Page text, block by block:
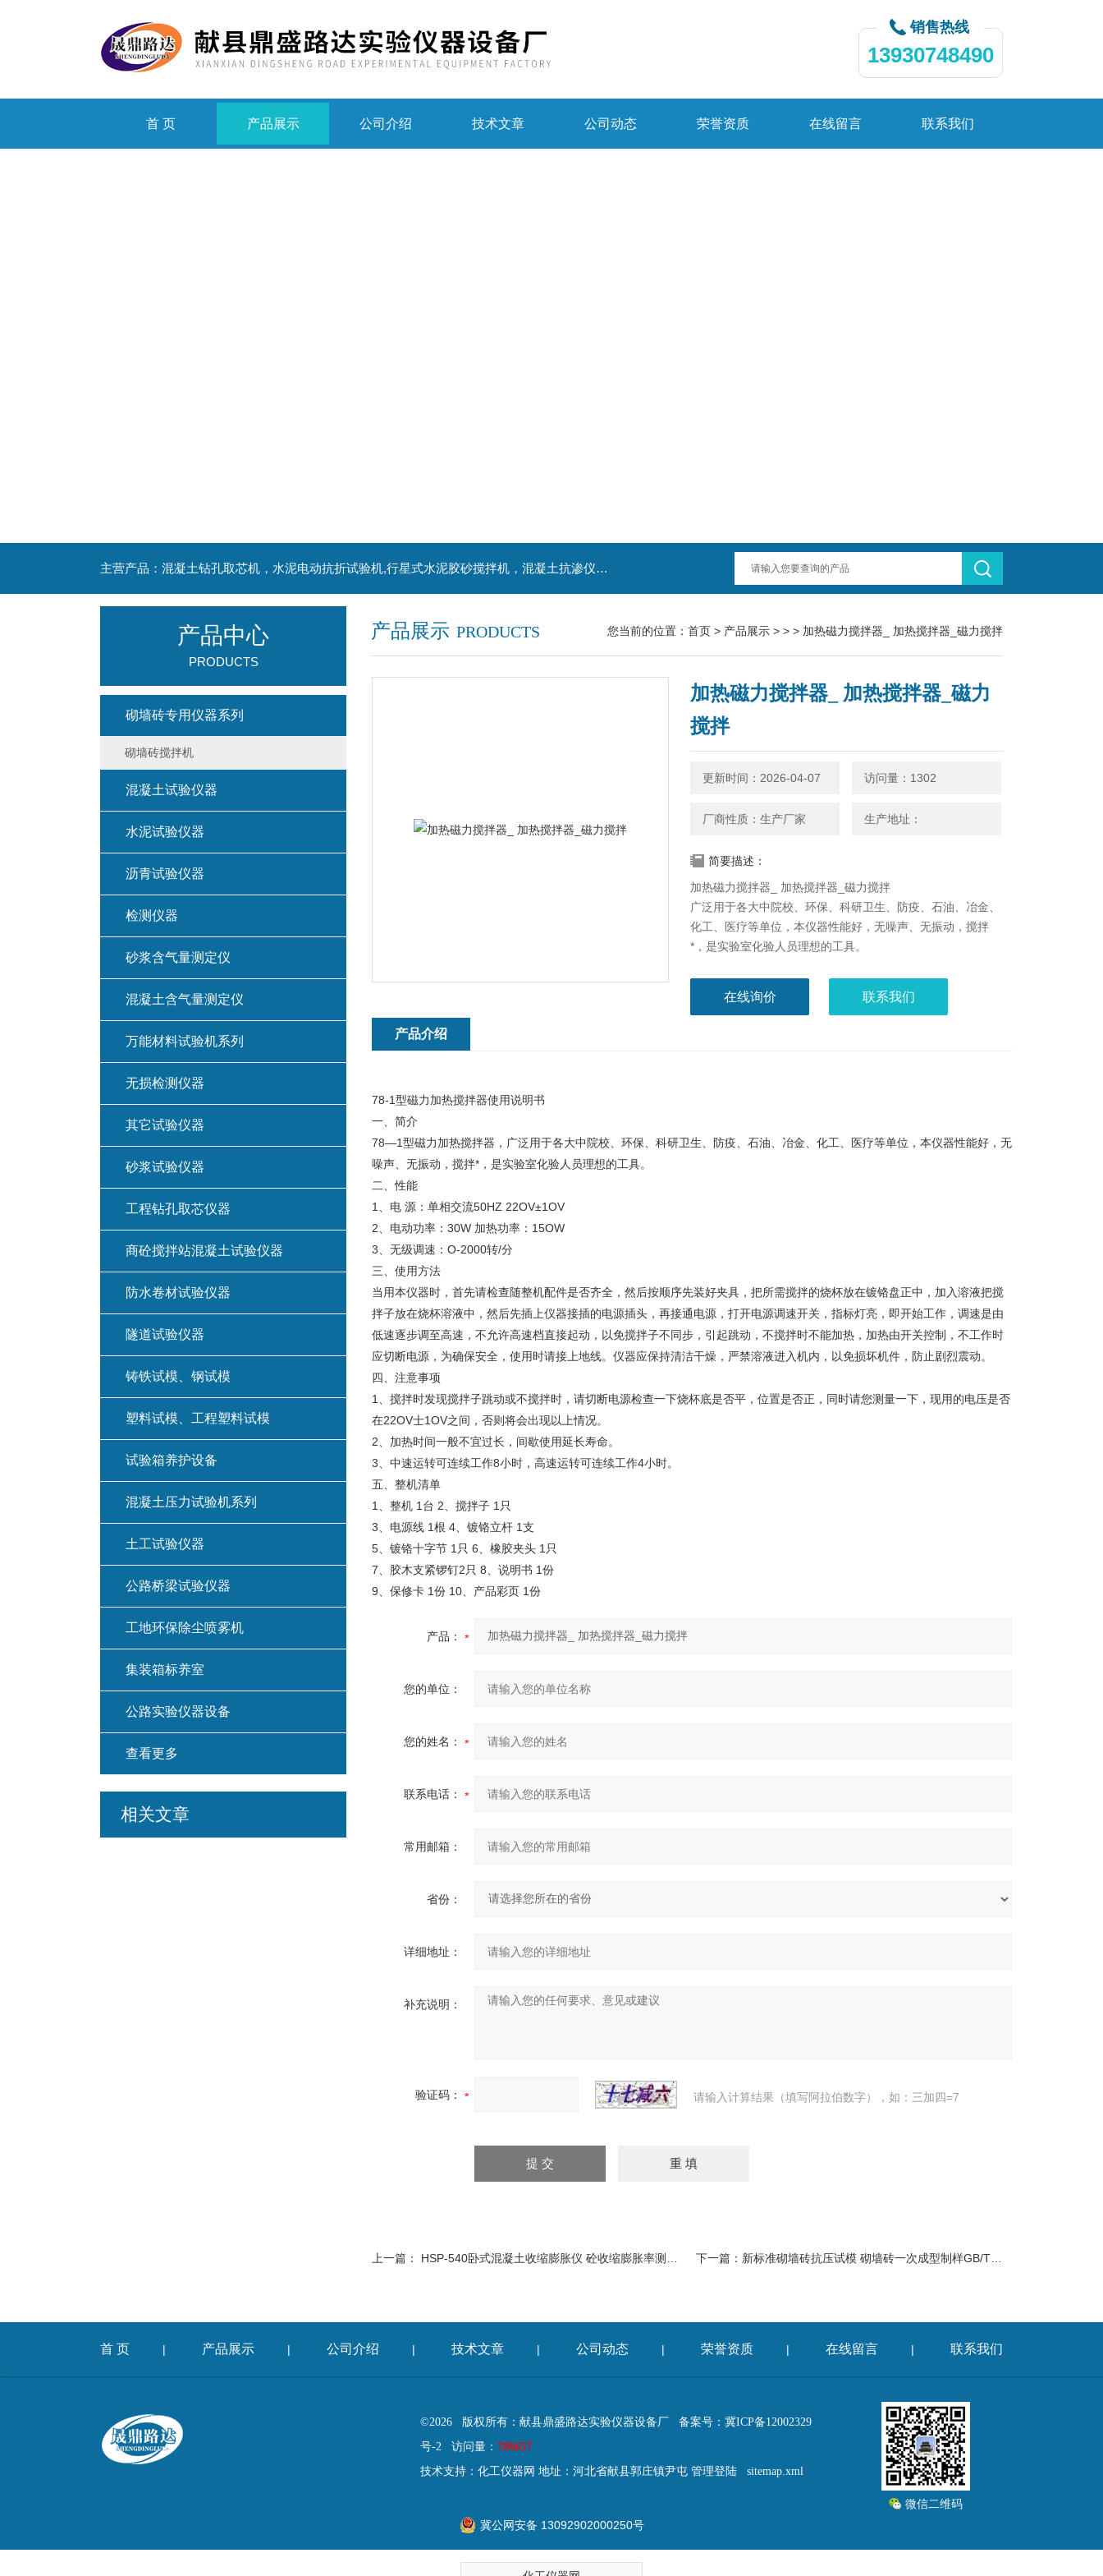
销售热线
13930748490
首 页 产品展示 公司介绍 技术文章 公司动态 荣誉资质 在线留言 联系我们
主营产品：混凝土钻孔取芯机，水泥电动抗折试验机,行星式水泥胶砂搅拌机，混凝土抗渗仪，水泥胶砂振实台，水泥净浆搅拌机，水泥细度负压筛析仪,混凝土含气量测定仪,混凝土振动台
产品展示 PRODUCTS 您当前的位置： 首页 > 产品展示 > > > 加热磁力搅拌器_ 加热搅拌器_磁力搅拌
加热磁力搅拌器_ 加热搅拌器_磁力
搅拌
更新时间：2026-04-07 访问量：1302
厂商性质：生产厂家 生产地址：
简要描述：
加热磁力搅拌器_ 加热搅拌器_磁力搅拌
广泛用于各大中院校、环保、科研卫生、防疫、石油、冶金、
化工、医疗等单位，本仪器性能好，无噪声、无振动，搅拌
*，是实验室化验人员理想的工具。
在线询价 联系我们
产品介绍
78-1型磁力加热搅拌器使用说明书
一、简介
78—1型磁力加热搅拌器，广泛用于各大中院校、环保、科研卫生、防疫、石油、冶金、化工、医疗等单位，本仪器性能好，无
噪声、无振动，搅拌*，是实验室化验人员理想的工具。
二、性能
1、电 源：单相交流50HZ 22OV±1OV
2、电动功率：30W 加热功率：15OW
3、无级调速：O-2000转/分
三、使用方法
当用本仪器时，首先请检查随整机配件是否齐全，然后按顺序先装好夹具，把所需搅拌的烧杯放在镀铬盘正中，加入溶液把搅
拌子放在烧杯溶液中，然后先插上仪器接插的电源插头，再接通电源，打开电源调速开关，指标灯亮，即开始工作，调速是由
低速逐步调至高速，不允许高速档直接起动，以免搅拌子不同步，引起跳动，不搅拌时不能加热，加热由开关控制，不工作时
应切断电源，为确保安全，使用时请接上地线。仪器应保持清洁干燥，严禁溶液进入机内，以免损坏机件，防止剧烈震动。
四、注意事项
1、搅拌时发现搅拌子跳动或不搅拌时，请切断电源检查一下烧杯底是否平，位置是否正，同时请您测量一下，现用的电压是否
在22OV士1OV之间，否则将会出现以上情况。
2、加热时间一般不宜过长，间歇使用延长寿命。
3、中速运转可连续工作8小时，高速运转可连续工作4小时。
五、整机清单
1、整机 1台 2、搅拌子 1只
3、电源线 1根 4、镀铬立杆 1支
5、镀铬十字节 1只 6、橡胶夹头 1只
7、胶木支紧锣钉2只 8、说明书 1份
9、保修卡 1份 10、产品彩页 1份
产品：
您的单位：
您的姓名：
联系电话：
常用邮箱：
省份：
详细地址：
补充说明：
验证码： 请输入计算结果（填写阿拉伯数字），如：三加四=7
上一篇： HSP-540卧式混凝土收缩膨胀仪 砼收缩膨胀率测定仪 下一篇： 新标准砌墙砖抗压试模 砌墙砖一次成型制样GB/T2542-2012
产品中心
PRODUCTS
砌墙砖专用仪器系列
砌墙砖搅拌机
混凝土试验仪器
水泥试验仪器
沥青试验仪器
检测仪器
砂浆含气量测定仪
混凝土含气量测定仪
万能材料试验机系列
无损检测仪器
其它试验仪器
砂浆试验仪器
工程钻孔取芯仪器
商砼搅拌站混凝土试验仪器
防水卷材试验仪器
隧道试验仪器
铸铁试模、钢试模
塑料试模、工程塑料试模
试验箱养护设备
混凝土压力试验机系列
土工试验仪器
公路桥梁试验仪器
工地环保除尘喷雾机
集装箱标养室
公路实验仪器设备
查看更多
相关文章
首 页 | 产品展示 | 公司介绍 | 技术文章 | 公司动态 | 荣誉资质 | 在线留言 | 联系我们
©2026 版权所有：献县鼎盛路达实验仪器设备厂 备案号：冀ICP备12002329
号-2 访问量： 786657
技术支持： 化工仪器网 地址：河北省献县郭庄镇尹屯 管理登陆 sitemap.xml
微信二维码
冀公网安备 13092902000250号